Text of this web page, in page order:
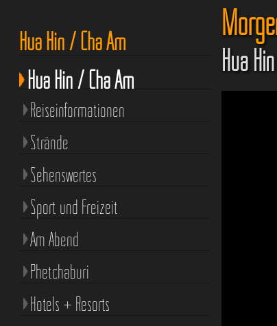
Hua
Hua Hin / Cha Am
Hua Hin / Cha Am
Reiseinformationen
Strände
Sehenswertes
Sport und Freizeit
Am Abend
Phetchaburi
Hotels + Resorts